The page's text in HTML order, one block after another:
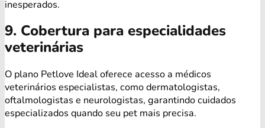
inesperados.
9. Cobertura para especialidades
veterinárias
O plano Petlove Ideal oferece acesso a médicos
veterinários especialistas, como dermatologistas,
oftalmologistas e neurologistas, garantindo cuidados
especializados quando seu pet mais precisa.